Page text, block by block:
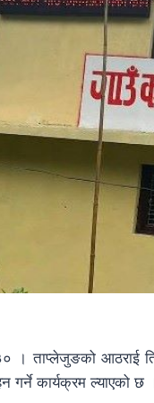
। ताप्लेजुङको आठराई
गर्ने कार्यक्रम ल्याएको छ